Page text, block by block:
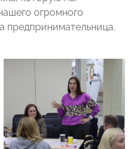
огромного
предпринимательница.